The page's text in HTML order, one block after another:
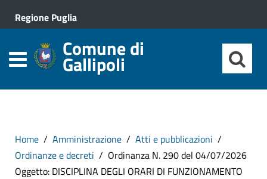
Regione Puglia
Comune di
Gallipoli
Home Amministrazione
Atti e pubblicazioni
Ordinanze e decreti
Ordinanza N. 290 del 04/07/2026
Oggetto: DISCIPLINA DEGLI ORARI DI FUNZIONAMENTO